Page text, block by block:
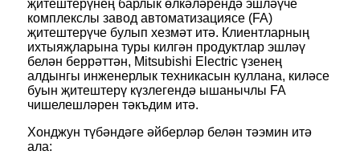
җитештерүнең барлык өлкәләрендә эшләүче
комплекслы завод автоматизациясе (FA)
җитештерүче булып хезмәт итә. Клиентларның
ихтыяҗларына туры килгән продуктлар эшләү
белән беррәттән, Mitsubishi Electric үзенең
алдынгы инженерлык техникасын куллана, киләсе
буын җитештерү күзлегендә ышанычлы FA
чишелешләрен тәкъдим итә.
Хонджун түбәндәге әйберләр белән тәэмин итә
ала: